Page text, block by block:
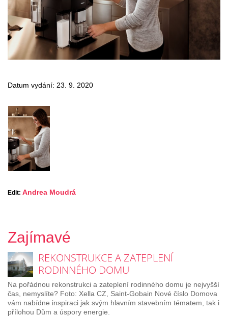
Datum vydání: 23. 9. 2020
Edit: Andrea Moudrá
Zajímavé
REKONSTRUKCE A ZATEPLENÍ
RODINNÉHO DOMU
Na pořádnou rekonstrukci a zateplení rodinného domu je nejvyšší
čas, nemyslíte? Foto: Xella CZ, Saint-Gobain Nové číslo Domova
vám nabídne inspiraci jak svým hlavním stavebním tématem, tak i
přílohou Dům a úspory energie.